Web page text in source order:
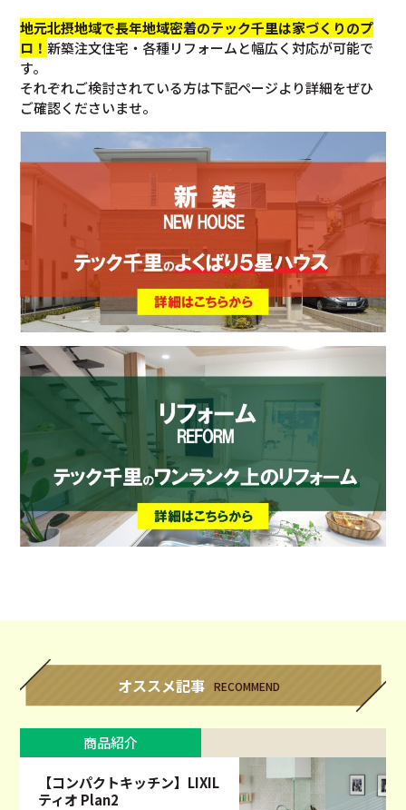
地元北摂地域で長年地域密着のテック千里は家づくりのプ
ロ！新築注文住宅・各種リフォームと幅広く対応が可能で
す。
それぞれご検討されている方は下記ページより詳細をぜひ
ご確認くださいませ。
オススメ記事 RECOMMEND
商品紹介
【コンパクトキッチン】LIXIL
ティオ Plan2